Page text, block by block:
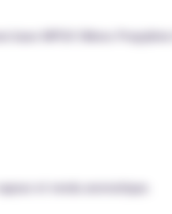
MPGV (Mono Propylène
et rendu aromatique.